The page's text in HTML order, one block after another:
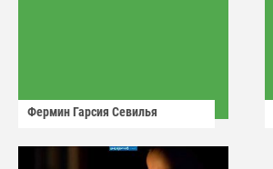
Фермин Гарсия Севилья